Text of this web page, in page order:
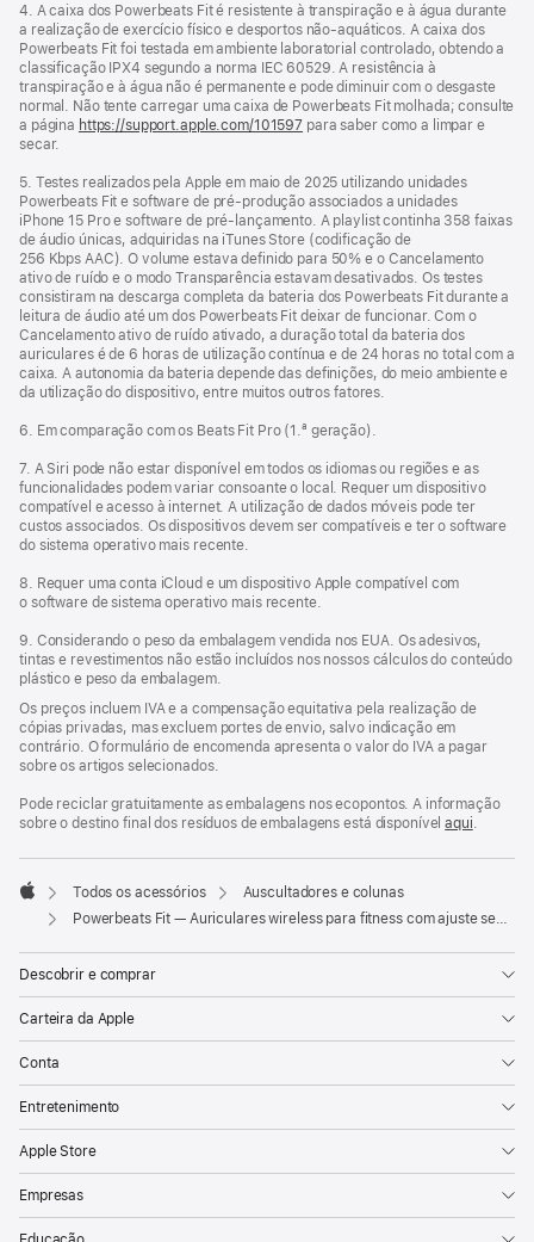
4. A caixa dos Powerbeats Fit é resistente à transpiração e à água durante
a realização de exercício físico e desportos não‑aquáticos. A caixa dos
Powerbeats Fit foi testada em ambiente laboratorial controlado, obtendo a
classificação IPX4 segundo a norma IEC 60529. A resistência à
transpiração e à água não é permanente e pode diminuir com o desgaste
normal. Não tente carregar uma caixa de Powerbeats Fit molhada; consulte
a página https://support.apple.com/101597 para saber como a limpar e
secar.
5. Testes realizados pela Apple em maio de 2025 utilizando unidades
Powerbeats Fit e software de pré‑produção associados a unidades
iPhone 15 Pro e software de pré‑lançamento. A playlist continha 358 faixas
de áudio únicas, adquiridas na iTunes Store (codificação de
256 Kbps AAC). O volume estava definido para 50% e o Cancelamento
ativo de ruído e o modo Transparência estavam desativados. Os testes
consistiram na descarga completa da bateria dos Powerbeats Fit durante a
leitura de áudio até um dos Powerbeats Fit deixar de funcionar. Com o
Cancelamento ativo de ruído ativado, a duração total da bateria dos
auriculares é de 6 horas de utilização contínua e de 24 horas no total com a
caixa. A autonomia da bateria depende das definições, do meio ambiente e
da utilização do dispositivo, entre muitos outros fatores.
6. Em comparação com os Beats Fit Pro (1.ª geração).
7. A Siri pode não estar disponível em todos os idiomas ou regiões e as
funcionalidades podem variar consoante o local. Requer um dispositivo
compatível e acesso à internet. A utilização de dados móveis pode ter
custos associados. Os dispositivos devem ser compatíveis e ter o software
do sistema operativo mais recente.
8. Requer uma conta iCloud e um dispositivo Apple compatível com
o software de sistema operativo mais recente.
9. Considerando o peso da embalagem vendida nos EUA. Os adesivos,
tintas e revestimentos não estão incluídos nos nossos cálculos do conteúdo
plástico e peso da embalagem.
Os preços incluem IVA e a compensação equitativa pela realização de
cópias privadas, mas excluem portes de envio, salvo indicação em
contrário. O formulário de encomenda apresenta o valor do IVA a pagar
sobre os artigos selecionados.
Pode reciclar gratuitamente as embalagens nos ecopontos. A informação
sobre o destino final dos resíduos de embalagens está disponívelaqui.
Apple
Todos os acessórios
Auscultadores e colunas
Powerbeats Fit — Auriculares wireless para fitness com ajuste seguro — Laranja explosivo
Descobrir e comprar
Carteira da Apple
Conta
Entretenimento
Apple Store
Empresas